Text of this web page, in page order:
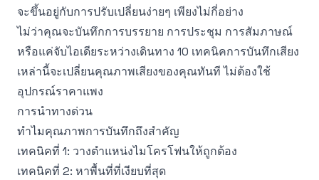
จะขึ้นอยู่กับการปรับเปลี่ยนง่ายๆ เพียงไม่กี่อย่าง
ไม่ว่าคุณจะบันทึกการบรรยาย การประชุม การสัมภาษณ์
หรือแค่จับไอเดียระหว่างเดินทาง 10 เทคนิคการบันทึกเสียง
เหล่านี้จะเปลี่ยนคุณภาพเสียงของคุณทันที ไม่ต้องใช้
อุปกรณ์ราคาแพง
การนำทางด่วน
ทำไมคุณภาพการบันทึกถึงสำคัญ
เทคนิคที่ 1: วางตำแหน่งไมโครโฟนให้ถูกต้อง
เทคนิคที่ 2: หาพื้นที่ที่เงียบที่สุด